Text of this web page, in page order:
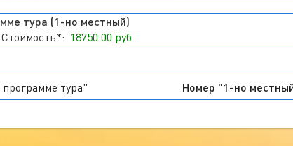
тура (1-но местный)
Стоимость*: 18750.00 руб
тура" Номер "1-но